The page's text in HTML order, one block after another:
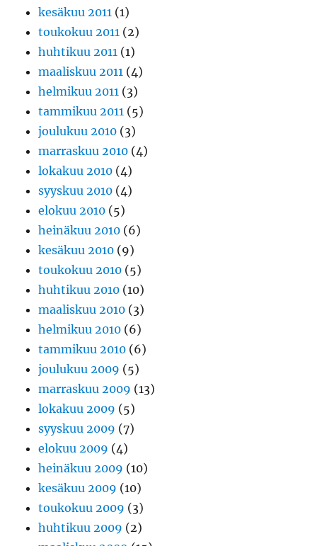
kesäkuu 2011 (1)
toukokuu 2011 (2)
huhtikuu 2011 (1)
maaliskuu 2011 (4)
helmikuu 2011 (3)
tammikuu 2011 (5)
joulukuu 2010 (3)
marraskuu 2010 (4)
lokakuu 2010 (4)
syyskuu 2010 (4)
elokuu 2010 (5)
heinäkuu 2010 (6)
kesäkuu 2010 (9)
toukokuu 2010 (5)
huhtikuu 2010 (10)
maaliskuu 2010 (3)
helmikuu 2010 (6)
tammikuu 2010 (6)
joulukuu 2009 (5)
marraskuu 2009 (13)
lokakuu 2009 (5)
syyskuu 2009 (7)
elokuu 2009 (4)
heinäkuu 2009 (10)
kesäkuu 2009 (10)
toukokuu 2009 (3)
huhtikuu 2009 (2)